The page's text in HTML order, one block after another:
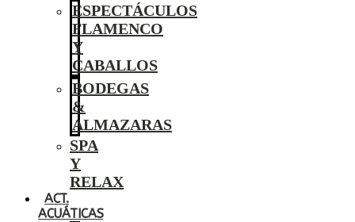
ESPECTÁCULOS
FLAMENCO
Y
CABALLOS
BODEGAS
&
ALMAZARAS
SPA
Y
RELAX
ACT.
ACUÁTICAS